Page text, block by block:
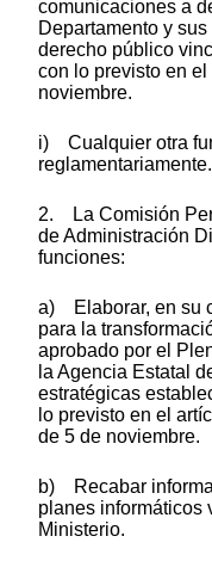
comunicaciones a
Departamento y
derecho público
con lo previsto en
noviembre.
i) Cualquier otra
reglamentariamente.
2. La Comisión
de Administración
funciones:
a) Elaborar, en su
para la
aprobado por el
la Agencia Estatal
estratégicas
lo previsto en el
de 5 de noviembre.
b) Recabar
planes informáticos
Ministerio.